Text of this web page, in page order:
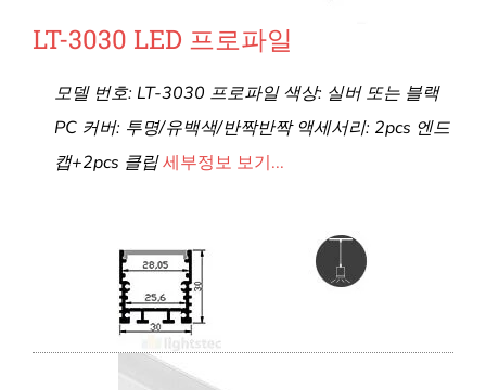
LT-3030 LED 프로파일
모델 번호: LT-3030 프로파일 색상: 실버 또는 블랙
PC 커버: 투명/유백색/반짝반짝 액세서리: 2pcs 엔드
캡+2pcs 클립세부정보 보기...